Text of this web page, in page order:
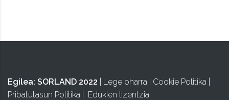
Egilea: SORLAND 2022 Lege oharra Cookie Politika
Pribatutasun Politika
Edukien lizentzia